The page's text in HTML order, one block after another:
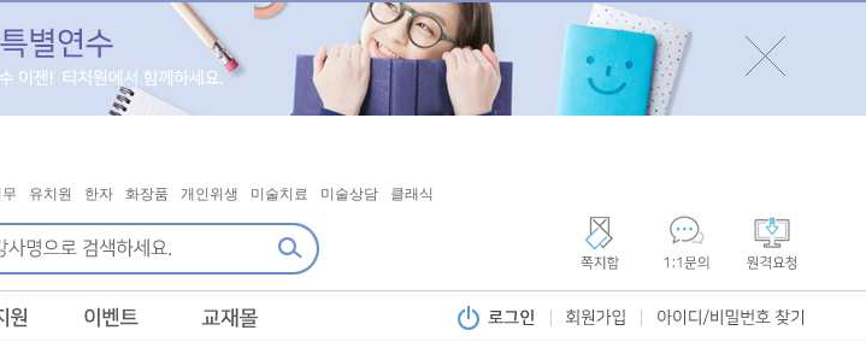
유치원 한자 화장품 개인위생 미술치료 미술상담 클래식